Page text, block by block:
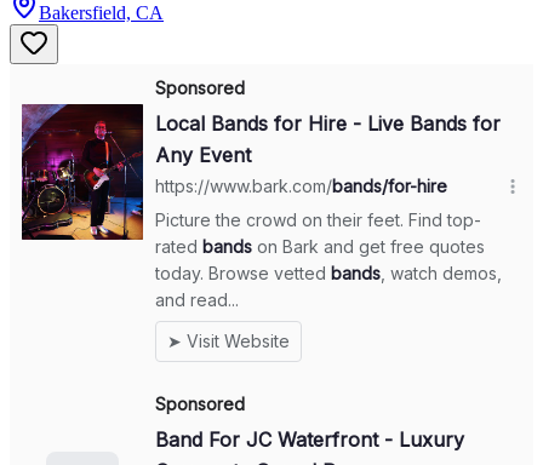
Bakersfield, CA